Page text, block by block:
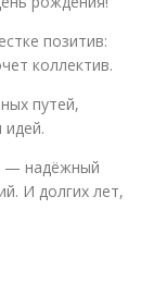
позитив:
коллектив.
путей,
— надёжный
И долгих лет,